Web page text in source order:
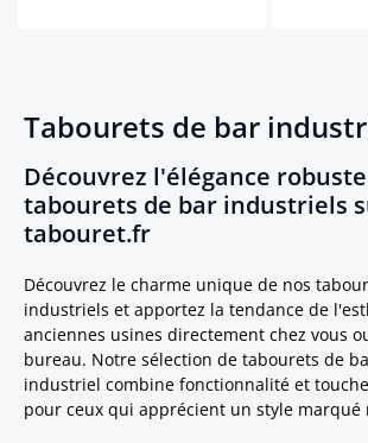
Tabourets de bar
Découvrez l'élégance
tabourets de bar industriels
tabouret.fr
Découvrez le charme unique de nos
industriels et apportez la tendance de
anciennes usines directement chez vous
bureau. Notre sélection de tabourets de
industriel combine fonctionnalité et
pour ceux qui apprécient un style marqué